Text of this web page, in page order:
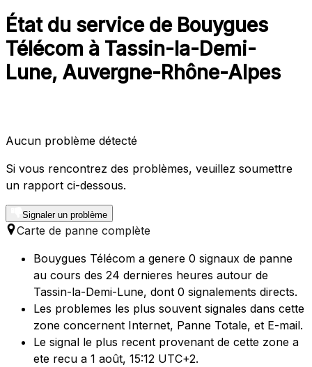
État du service de Bouygues
Télécom à Tassin-la-Demi-
Lune, Auvergne-Rhône-Alpes
Aucun problème détecté
Si vous rencontrez des problèmes, veuillez soumettre
un rapport ci-dessous.
Signaler un problème
Carte de panne complète
Bouygues Télécom a genere 0 signaux de panne
au cours des 24 dernieres heures autour de
Tassin-la-Demi-Lune, dont 0 signalements directs.
Les problemes les plus souvent signales dans cette
zone concernent Internet, Panne Totale, et E-mail.
Le signal le plus recent provenant de cette zone a
ete recu a 1 août, 15:12 UTC+2.